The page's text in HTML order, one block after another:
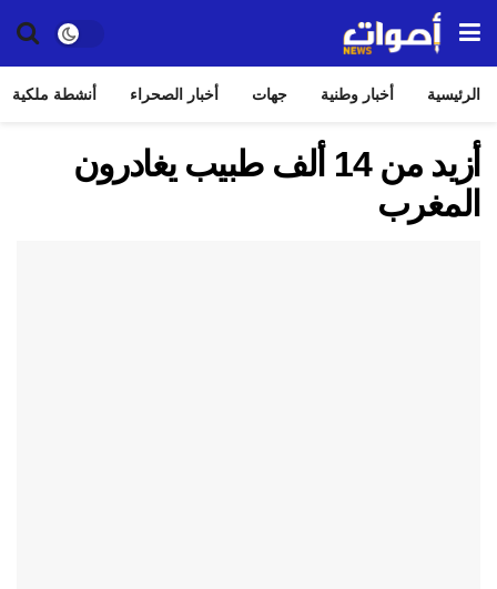
الرئيسية أخبار وطنية جهات أخبار الصحراء أنشطة ملكية
أزيد من 14 ألف طبيب يغادرون
المغرب